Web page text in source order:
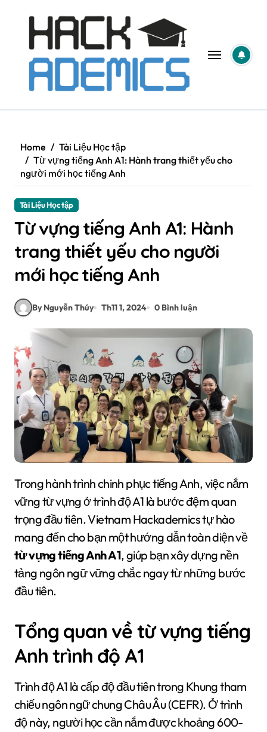
Home
Tài Liệu Học tập
Từ vựng tiếng Anh A1: Hành trang thiết yếu cho
người mới học tiếng Anh
Tài Liệu Học tập
Từ vựng tiếng Anh A1: Hành
trang thiết yếu cho người
mới học tiếng Anh
By Nguyễn Thúy Th11 1, 2024 0 Bình luận
Trong hành trình chinh phục tiếng Anh, việc nắm
vững từ vựng ở trình độ A1 là bước đệm quan
trọng đầu tiên. Vietnam Hackademics tự hào
mang đến cho bạn một hướng dẫn toàn diện về
từ vựng tiếng Anh A1, giúp bạn xây dựng nền
tảng ngôn ngữ vững chắc ngay từ những bước
đầu tiên.
Tổng quan về từ vựng tiếng
Anh trình độ A1
Trình độ A1 là cấp độ đầu tiên trong Khung tham
chiếu ngôn ngữ chung Châu Âu (CEFR). Ở trình
độ này, người học cần nắm được khoảng 600-